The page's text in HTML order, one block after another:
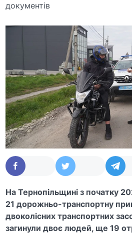
документів
На Тернопільщині з початку
21 дорожньо-транспортну
двоколісних транспортних
загинули двоє людей, ще 19